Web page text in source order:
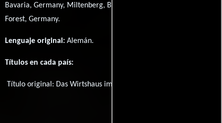
Bavaria, Germany, Miltenberg, Bavaria, Germany y Spessart
Forest, Germany.
Lenguaje original: Alemán.
Títulos en cada país:
Título original: Das Wirtshaus im Spessart